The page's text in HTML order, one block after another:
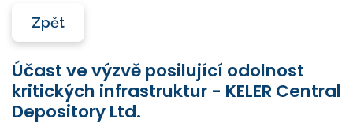
Zpět
Účast ve výzvě posilující odolnost
kritických infrastruktur - KELER Central
Depository Ltd.